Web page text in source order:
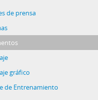
de prensa
gráfico
de Entrenamiento